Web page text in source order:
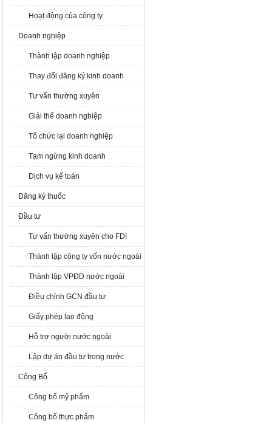
Hoạt động của công ty
Doanh nghiệp
Thành lập doanh nghiệp
Thay đổi đăng ký kinh doanh
Tư vấn thường xuyên
Giải thể doanh nghiệp
Tổ chức lại doanh nghiệp
Tạm ngừng kinh doanh
Dịch vụ kế toán
Đăng ký thuốc
Đầu tư
Tư vấn thường xuyên cho FDI
Thành lập công ty vốn nước ngoài
Thành lập VPĐD nước ngoài
Điều chỉnh GCN đầu tư
Giấy phép lao động
Hỗ trợ người nước ngoài
Lập dự án đầu tư trong nước
Công Bố
Công bố mỹ phẩm
Công bố thực phẩm